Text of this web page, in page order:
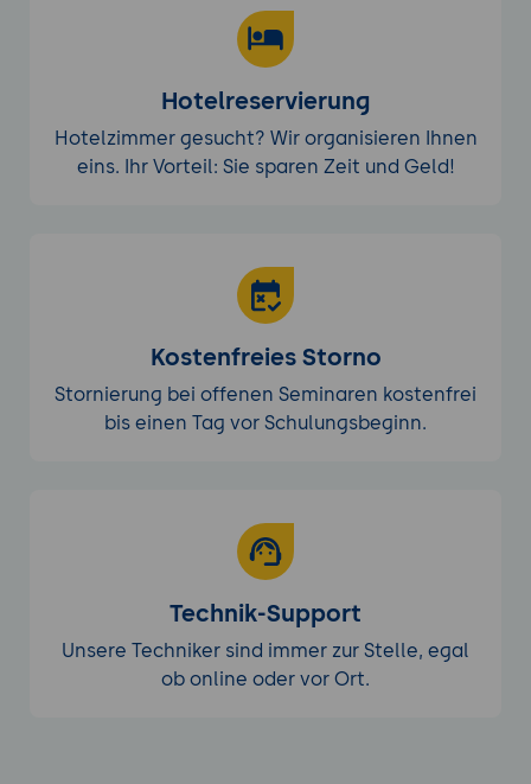
Hotelreservierung
Hotelzimmer gesucht? Wir organisieren Ihnen
eins. Ihr Vorteil: Sie sparen Zeit und Geld!
Kostenfreies Storno
Stornierung bei offenen Seminaren kostenfrei
bis einen Tag vor Schulungsbeginn.
Technik-Support
Unsere Techniker sind immer zur Stelle, egal
ob online oder vor Ort.